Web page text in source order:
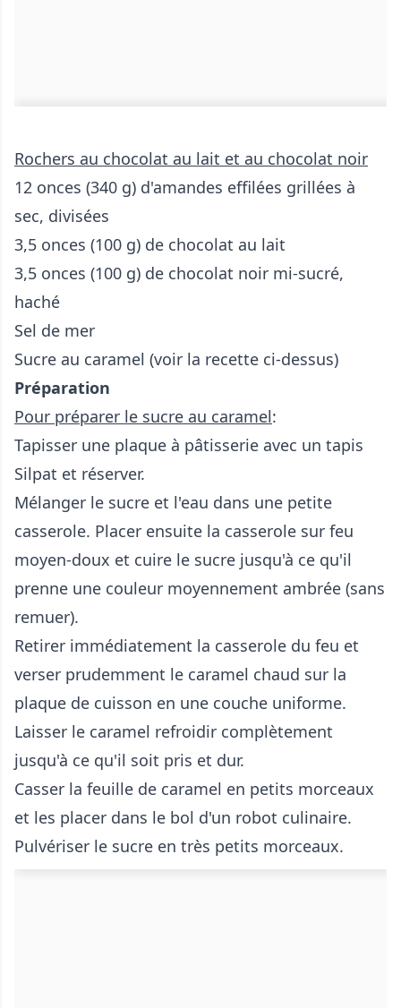
Rochers au chocolat au lait et au chocolat noir
12 onces (340 g) d'amandes effilées grillées à
sec, divisées
3,5 onces (100 g) de chocolat au lait
3,5 onces (100 g) de chocolat noir mi-sucré,
haché
Sel de mer
Sucre au caramel (voir la recette ci-dessus)
Préparation
Pour préparer le sucre au caramel:
Tapisser une plaque à pâtisserie avec un tapis
Silpat et réserver.
Mélanger le sucre et l'eau dans une petite
casserole. Placer ensuite la casserole sur feu
moyen-doux et cuire le sucre jusqu'à ce qu'il
prenne une couleur moyennement ambrée (sans
remuer).
Retirer immédiatement la casserole du feu et
verser prudemment le caramel chaud sur la
plaque de cuisson en une couche uniforme.
Laisser le caramel refroidir complètement
jusqu'à ce qu'il soit pris et dur.
Casser la feuille de caramel en petits morceaux
et les placer dans le bol d'un robot culinaire.
Pulvériser le sucre en très petits morceaux.